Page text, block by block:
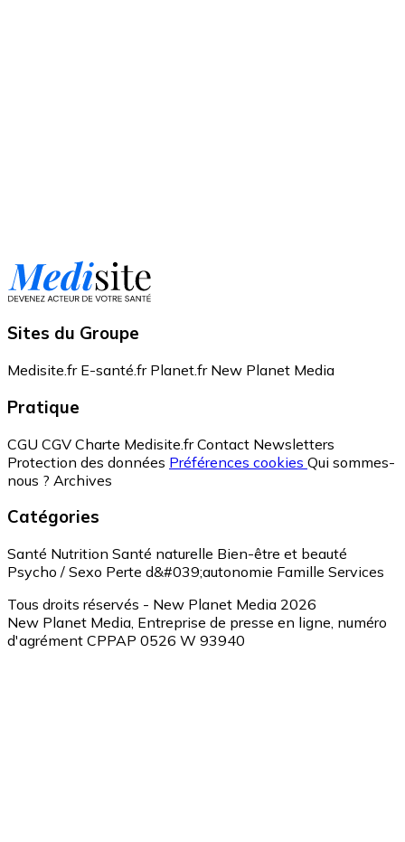
Sites du Groupe
Medisite.fr E-santé.fr Planet.fr New Planet Media
Pratique
CGU CGV Charte Medisite.fr Contact Newsletters
Protection des données Préférences cookies Qui sommes-
nous ? Archives
Catégories
Santé Nutrition Santé naturelle Bien-être et beauté
Psycho / Sexo Perte d&#039;autonomie Famille Services
Tous droits réservés - New Planet Media 2026
New Planet Media, Entreprise de presse en ligne, numéro
d'agrément CPPAP 0526 W 93940